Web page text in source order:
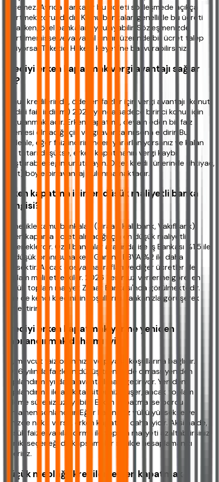
geçemez. Ayrıca bankalar bu ücreti sözleşmede açıkça
belirtmek zorundadır. Kamu bankaları genellikle bu ücreti
almazken, özel bankalar uygulayabilir. Sözleşmenizde
belirtilmemişse veya yasal sınırın üzerinde bir ücret talep
ediliyorsa, Tüketici Hakem Heyeti'ne başvurabilirsiniz.
Krediyi erken kapatmak vergi avantajı sağlar
mı?
Konut kredilerinde, ödenen faizler için vergi avantajı (konut
kredisi faiz indirimi) 2026 yılında sadece birinci konut için
uygulanmaktadır. Erken kapatma, devam eden bir faiz
ödemesi olmadığı için vergi avantajını sona erdirir. Bu
nedenle, eğer faiz indiriminden yararlanıyorsanız ve kalan
faiz tutarı düşükse, erken kapatmanın vergi kaybı
oluşturabileceğini unutmayın. Diğer kredi türlerinde (ihtiyaç,
taşıt) böyle bir avantaj bulunmamaktadır.
Erken kapatma için en düşük maliyetli banka
hangisi?
Genellikle kamu bankaları (Ziraat, Halkbank, VakıfBank)
erken kapama ücreti almadığı için en düşük maliyetli
seçeneklerdir. Özel bankalar arasında ise İş Bankası %1,5 ile
en düşük oranı sunarken, Garanti BBVA %2 ile daha
yüksektir. Ancak dosya masrafları ve diğer ücretler de
toplam maliyeti etkiler. 2026 Temmuz verilerine göre, en
düşük toplam maliyet Ziraat Bankası'nda görülmektedir.
Yine de kendi kredinizin koşullarını bankanızla görüşerek
netleştirin.
Krediyi erken kapatmak yerine yeniden
yapılandırmak daha mı iyi?
Bu, mevcut faiz oranınıza ve piyasa koşullarına bağlıdır.
2026 yılında faizlerin düşüş trendinde olması, yeniden
yapılandırmayı daha avantajlı hale getiriyor. Yeniden
yapılandırma ile aylık taksitleriniz düşer, ancak toplam
ödeme süreniz uzayabilir. Erken kapatma ise borcu
tamamen sonlandırır. Eğer kalan faiz yükü yüksekse ve
elinizde nakit varsa, erken kapatma daha iyidir. Aksi halde,
düşük faizle yapılandırma ile toplam maliyeti azaltabilirsiniz.
Her iki seçeneği de kapsamlı bir şekilde hesaplamanızı
öneririz.
Küçük meblağlı kredileri erken kapatmak